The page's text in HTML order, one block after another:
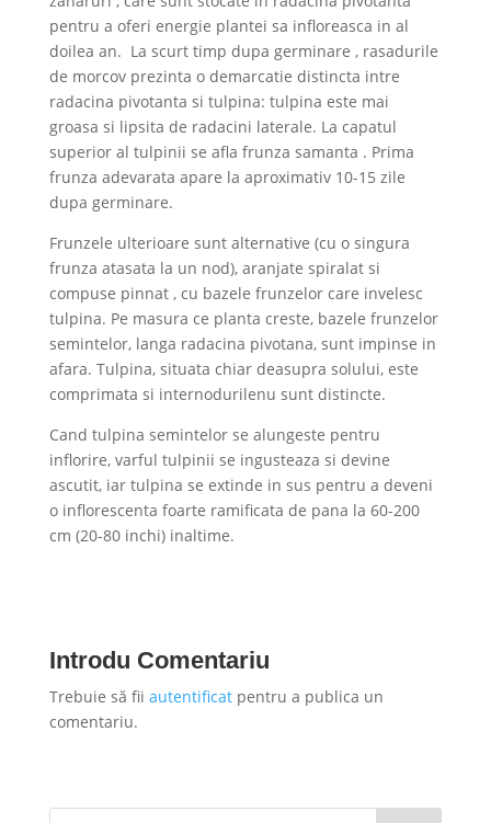
pentru a oferi energie plantei sa infloreasca in al
doilea an. La scurt timp dupa germinare , rasadurile
de morcov prezinta o demarcatie distincta intre
radacina pivotanta si tulpina: tulpina este mai
groasa si lipsita de radacini laterale. La capatul
superior al tulpinii se afla frunza samanta . Prima
frunza adevarata apare la aproximativ 10-15 zile
dupa germinare.
Frunzele ulterioare sunt alternative (cu o singura
frunza atasata la un nod), aranjate spiralat si
compuse pinnat , cu bazele frunzelor care invelesc
tulpina. Pe masura ce planta creste, bazele frunzelor
semintelor, langa radacina pivotana, sunt impinse in
afara. Tulpina, situata chiar deasupra solului, este
comprimata si internodurilenu sunt distincte.
Cand tulpina semintelor se alungeste pentru
inflorire, varful tulpinii se ingusteaza si devine
ascutit, iar tulpina se extinde in sus pentru a deveni
o inflorescenta foarte ramificata de pana la 60-200
cm (20-80 inchi) inaltime.
Introdu Comentariu
Trebuie să fii autentificatpentru a publica un
comentariu.